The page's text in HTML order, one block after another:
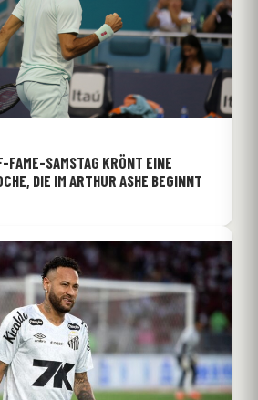
FAME-SAMSTAG KRÖNT EINE
DIE IM ARTHUR ASHE BEGINNT